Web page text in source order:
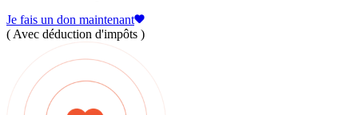
Je fais un don maintenant
( Avec déduction d'impôts )